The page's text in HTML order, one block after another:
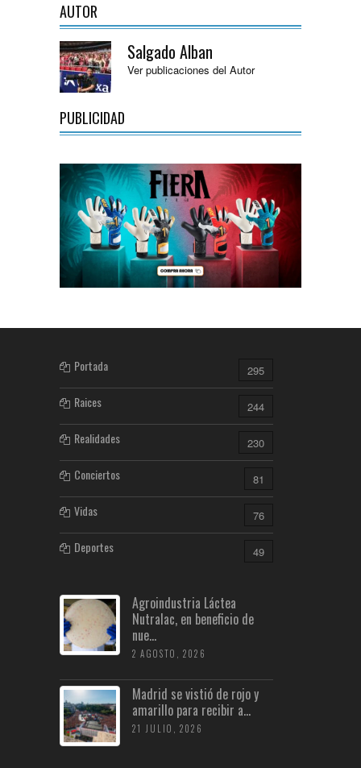
AUTOR
Salgado Alban
Ver publicaciones del Autor
PUBLICIDAD
Portada 295
Raices 244
Realidades 230
Conciertos 81
Vidas 76
Deportes 49
Agroindustria Láctea
Nutralac, en beneficio de
nue...
2 AGOSTO, 2026
Madrid se vistió de rojo y
amarillo para recibir a...
21 JULIO, 2026